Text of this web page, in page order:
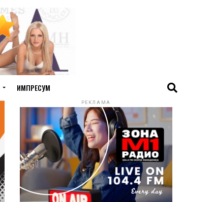
ИМПРЕСУМ
РЕКЛАМА